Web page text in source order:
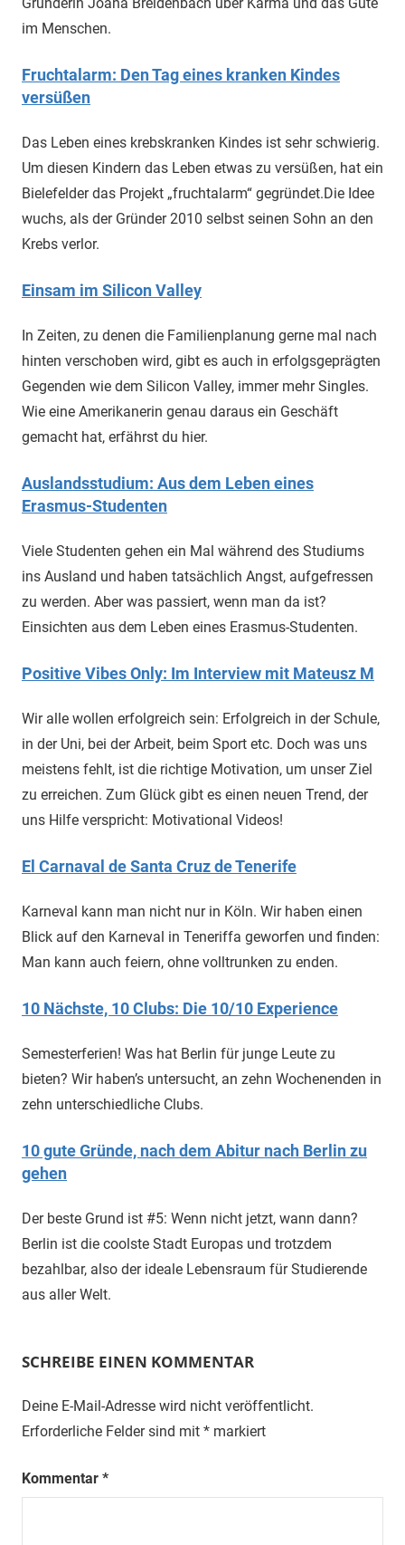
im Menschen.
Fruchtalarm: Den Tag eines kranken Kindes
versüßen
Das Leben eines krebskranken Kindes ist sehr schwierig.
Um diesen Kindern das Leben etwas zu versüßen, hat ein
Bielefelder das Projekt „fruchtalarm“ gegründet.Die Idee
wuchs, als der Gründer 2010 selbst seinen Sohn an den
Krebs verlor.
Einsam im Silicon Valley
In Zeiten, zu denen die Familienplanung gerne mal nach
hinten verschoben wird, gibt es auch in erfolgsgeprägten
Gegenden wie dem Silicon Valley, immer mehr Singles.
Wie eine Amerikanerin genau daraus ein Geschäft
gemacht hat, erfährst du hier.
Auslandsstudium: Aus dem Leben eines
Erasmus-Studenten
Viele Studenten gehen ein Mal während des Studiums
ins Ausland und haben tatsächlich Angst, aufgefressen
zu werden. Aber was passiert, wenn man da ist?
Einsichten aus dem Leben eines Erasmus-Studenten.
Positive Vibes Only: Im Interview mit Mateusz M
Wir alle wollen erfolgreich sein: Erfolgreich in der Schule,
in der Uni, bei der Arbeit, beim Sport etc. Doch was uns
meistens fehlt, ist die richtige Motivation, um unser Ziel
zu erreichen. Zum Glück gibt es einen neuen Trend, der
uns Hilfe verspricht: Motivational Videos!
El Carnaval de Santa Cruz de Tenerife
Karneval kann man nicht nur in Köln. Wir haben einen
Blick auf den Karneval in Teneriffa geworfen und finden:
Man kann auch feiern, ohne volltrunken zu enden.
10 Nächste, 10 Clubs: Die 10/10 Experience
Semesterferien! Was hat Berlin für junge Leute zu
bieten? Wir haben’s untersucht, an zehn Wochenenden in
zehn unterschiedliche Clubs.
10 gute Gründe, nach dem Abitur nach Berlin zu
gehen
Der beste Grund ist #5: Wenn nicht jetzt, wann dann?
Berlin ist die coolste Stadt Europas und trotzdem
bezahlbar, also der ideale Lebensraum für Studierende
aus aller Welt.
SCHREIBE EINEN KOMMENTAR
Deine E-Mail-Adresse wird nicht veröffentlicht.
Erforderliche Felder sind mit * markiert
Kommentar *